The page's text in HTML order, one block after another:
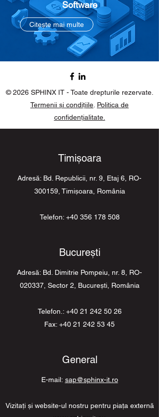
Software
Citește mai multe
© 2026 SPHINX IT - Toate drepturile rezervate.
Termenii și condițiile Politica de
confidențialitate.
Timişoara
Adresă: Bd. Republicii, nr. 9, Etaj 6, RO-
300159, Timişoara, România
Telefon: +40 356 178 508
Bucureşti
Adresă: Bd. Dimitrie Pompeiu, nr. 8, RO-
020337, Sector 2, Bucureşti, România
Telefon.: +40 21 242 50 26
Fax: +40 21 242 53 45
General
E-mail: sap@sphinx-it.ro
Vizitaţi şi website-ul nostru pentru piaţa externă